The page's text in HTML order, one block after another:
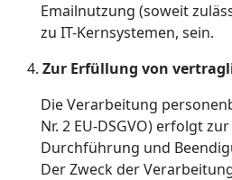
Emailnutzung (soweit
zu IT-Kernsystemen, sein.
Zur Erfüllung von
Die Verarbeitung
Nr. 2 EU-DSGVO) erfolgt
Durchführung und
Der Zweck der